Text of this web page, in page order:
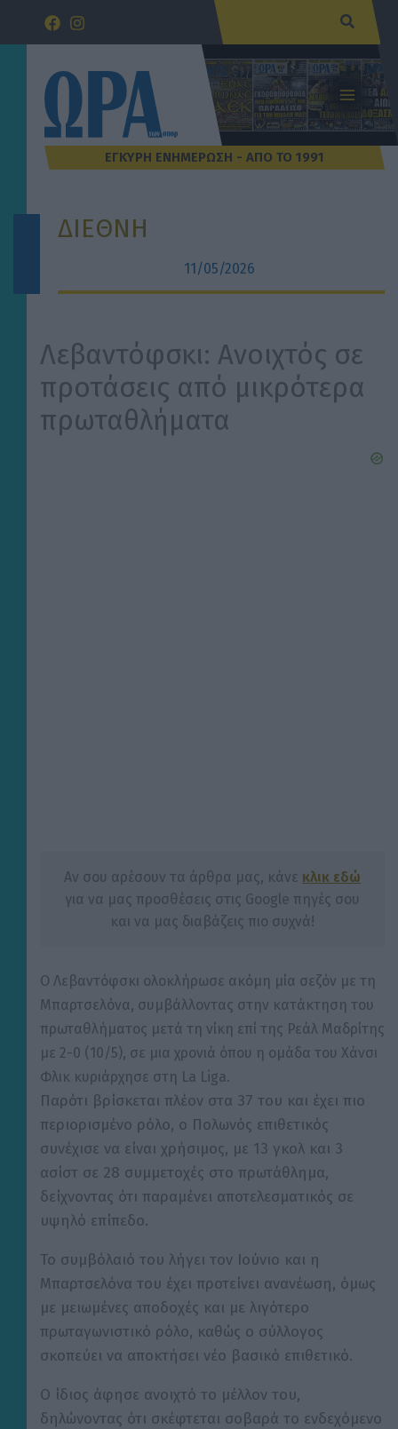
Μετάβαση
ΔΙΕΘΝΗ
11/05/2026
Λεβαντόφσκι: Ανοιχτός σε
προτάσεις από μικρότερα
πρωταθλήματα
Αν σου αρέσουν τα άρθρα μας, κάνε κλικ εδώ
για να μας προσθέσεις στις Google πηγές σου
και να μας διαβάζεις πιο συχνά!
Ο Λεβαντόφσκι ολοκλήρωσε ακόμη μία σεζόν με τη
Μπαρτσελόνα, συμβάλλοντας στην κατάκτηση του
πρωταθλήματος μετά τη νίκη επί της Ρεάλ Μαδρίτης
με 2-0 (10/5), σε μια χρονιά όπου η ομάδα του Χάνσι
Φλικ κυριάρχησε στη La Liga.
Παρότι βρίσκεται πλέον στα 37 του και έχει πιο
περιορισμένο ρόλο, ο Πολωνός επιθετικός
συνέχισε να είναι χρήσιμος, με 13 γκολ και 3
ασίστ σε 28 συμμετοχές στο πρωτάθλημα,
δείχνοντας ότι παραμένει αποτελεσματικός σε
υψηλό επίπεδο.
Το συμβόλαιό του λήγει τον Ιούνιο και η
Μπαρτσελόνα του έχει προτείνει ανανέωση, όμως
με μειωμένες αποδοχές και με λιγότερο
πρωταγωνιστικό ρόλο, καθώς ο σύλλογος
σκοπεύει να αποκτήσει νέο βασικό επιθετικό.
Ο ίδιος άφησε ανοιχτό το μέλλον του,
δηλώνοντας ότι σκέφτεται σοβαρά το ενδεχόμενο